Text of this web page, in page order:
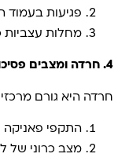
פגיעות בעמוד
מחלות עצביות
4. חרדה ומצבים
חרדה היא גורם
התקפי פאניקה
מצב כרוני של